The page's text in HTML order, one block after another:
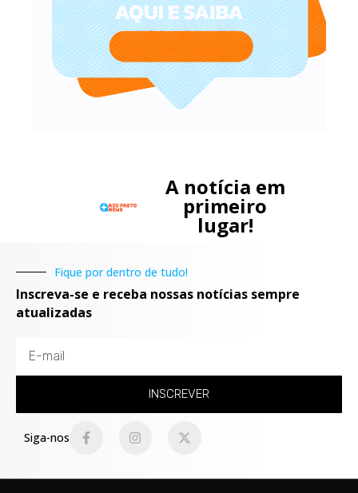
A notícia em
primeiro
lugar!
Fique por dentro de tudo!
Inscreva-se e receba nossas notícias sempre
atualizadas
INSCREVER
Siga-nos